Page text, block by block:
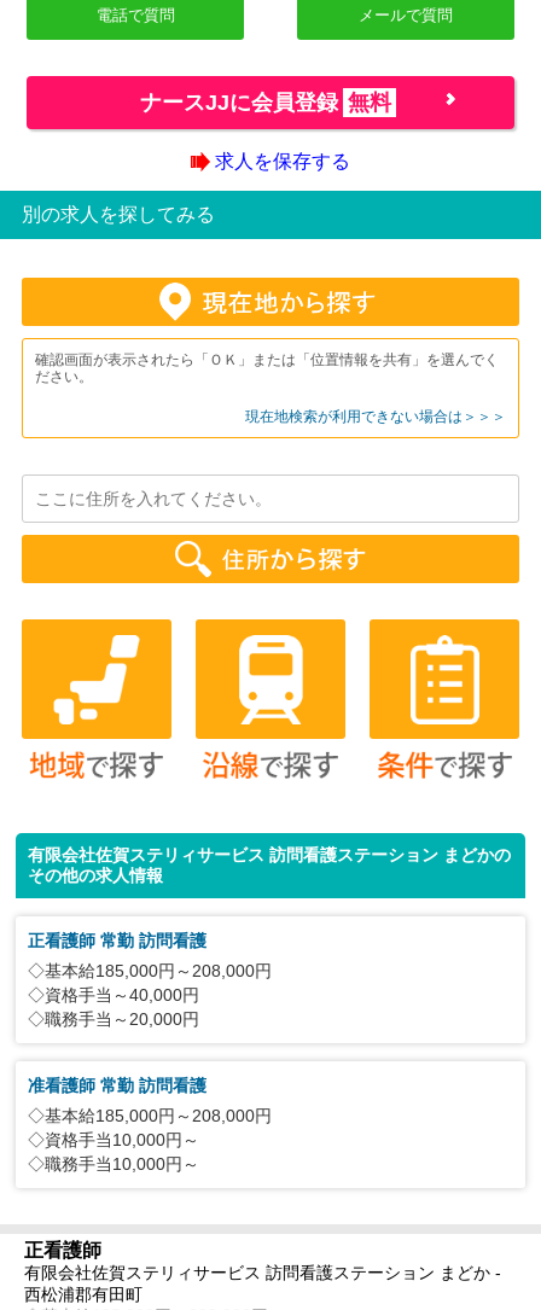
電話で質問 メールで質問
ナースJJに会員登録 無料
求人を保存する
別の求人を探してみる
確認画面が表示されたら「ＯＫ」または「位置情報を共有」を選んでく
ださい。
現在地検索が利用できない場合は＞＞＞
有限会社佐賀ステリィサービス 訪問看護ステーション まどかの
その他の求人情報
正看護師 常勤 訪問看護
◇基本給185,000円～208,000円
◇資格手当～40,000円
◇職務手当～20,000円
准看護師 常勤 訪問看護
◇基本給185,000円～208,000円
◇資格手当10,000円～
◇職務手当10,000円～
正看護師
有限会社佐賀ステリィサービス 訪問看護ステーション まどか -
西松浦郡有田町